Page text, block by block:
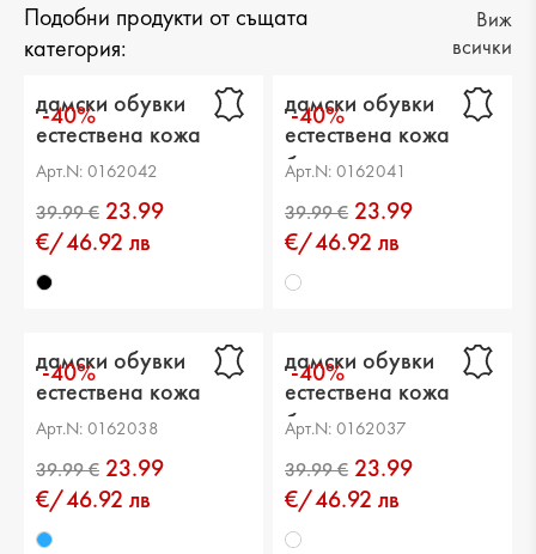
Подобни продукти от същата
категория:
Виж
всички
-40%
дамски обувки
естествена кожа
черни
Арт.N: 0162042
23.99
€/46.92 лв
-40%
дамски обувки
естествена кожа
бели
Арт.N: 0162041
23.99
€/46.92 лв
-40%
дамски обувки
естествена кожа
сини
Арт.N: 0162038
23.99
€/46.92 лв
-40%
дамски обувки
естествена кожа
бели
Арт.N: 0162037
23.99
€/46.92 лв